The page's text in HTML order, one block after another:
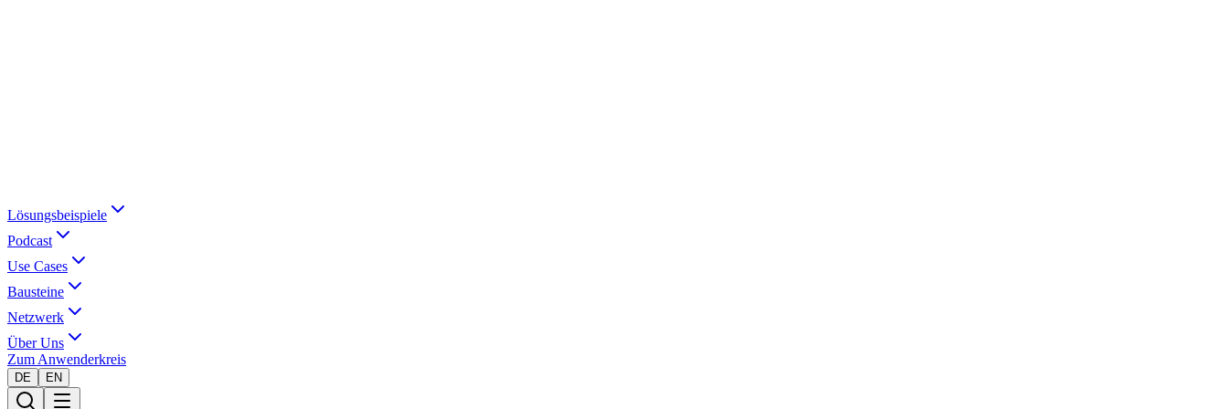
Lösungsbeispiele
Podcast
Use Cases
Bausteine
Netzwerk
Über Uns
Zum Anwenderkreis
DE EN